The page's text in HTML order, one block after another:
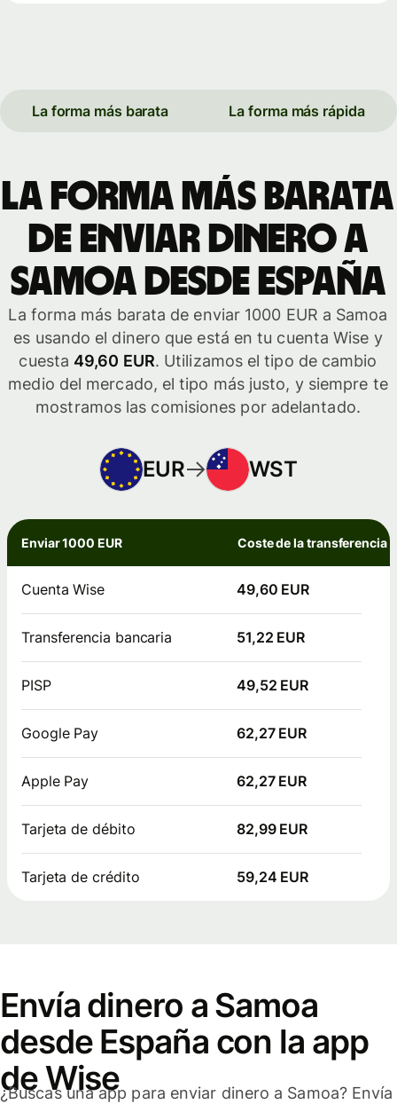
La forma más barata La forma más rápida
La forma más barata
de enviar dinero a
Samoa desde España
La forma más barata de enviar 1000 EUR a Samoa
es usando el dinero que está en tu cuenta Wise y
cuesta 49,60 EUR. Utilizamos el tipo de cambio
medio del mercado, el tipo más justo, y siempre te
mostramos las comisiones por adelantado.
EUR WST
Enviar 1000 EUR Coste de la transferencia
Cuenta Wise 49,60 EUR
Transferencia bancaria 51,22 EUR
PISP 49,52 EUR
Google Pay 62,27 EUR
Apple Pay 62,27 EUR
Tarjeta de débito 82,99 EUR
Tarjeta de crédito 59,24 EUR
Envía dinero a Samoa
desde España con la app
de Wise
¿Buscas una app para enviar dinero a Samoa? Envía